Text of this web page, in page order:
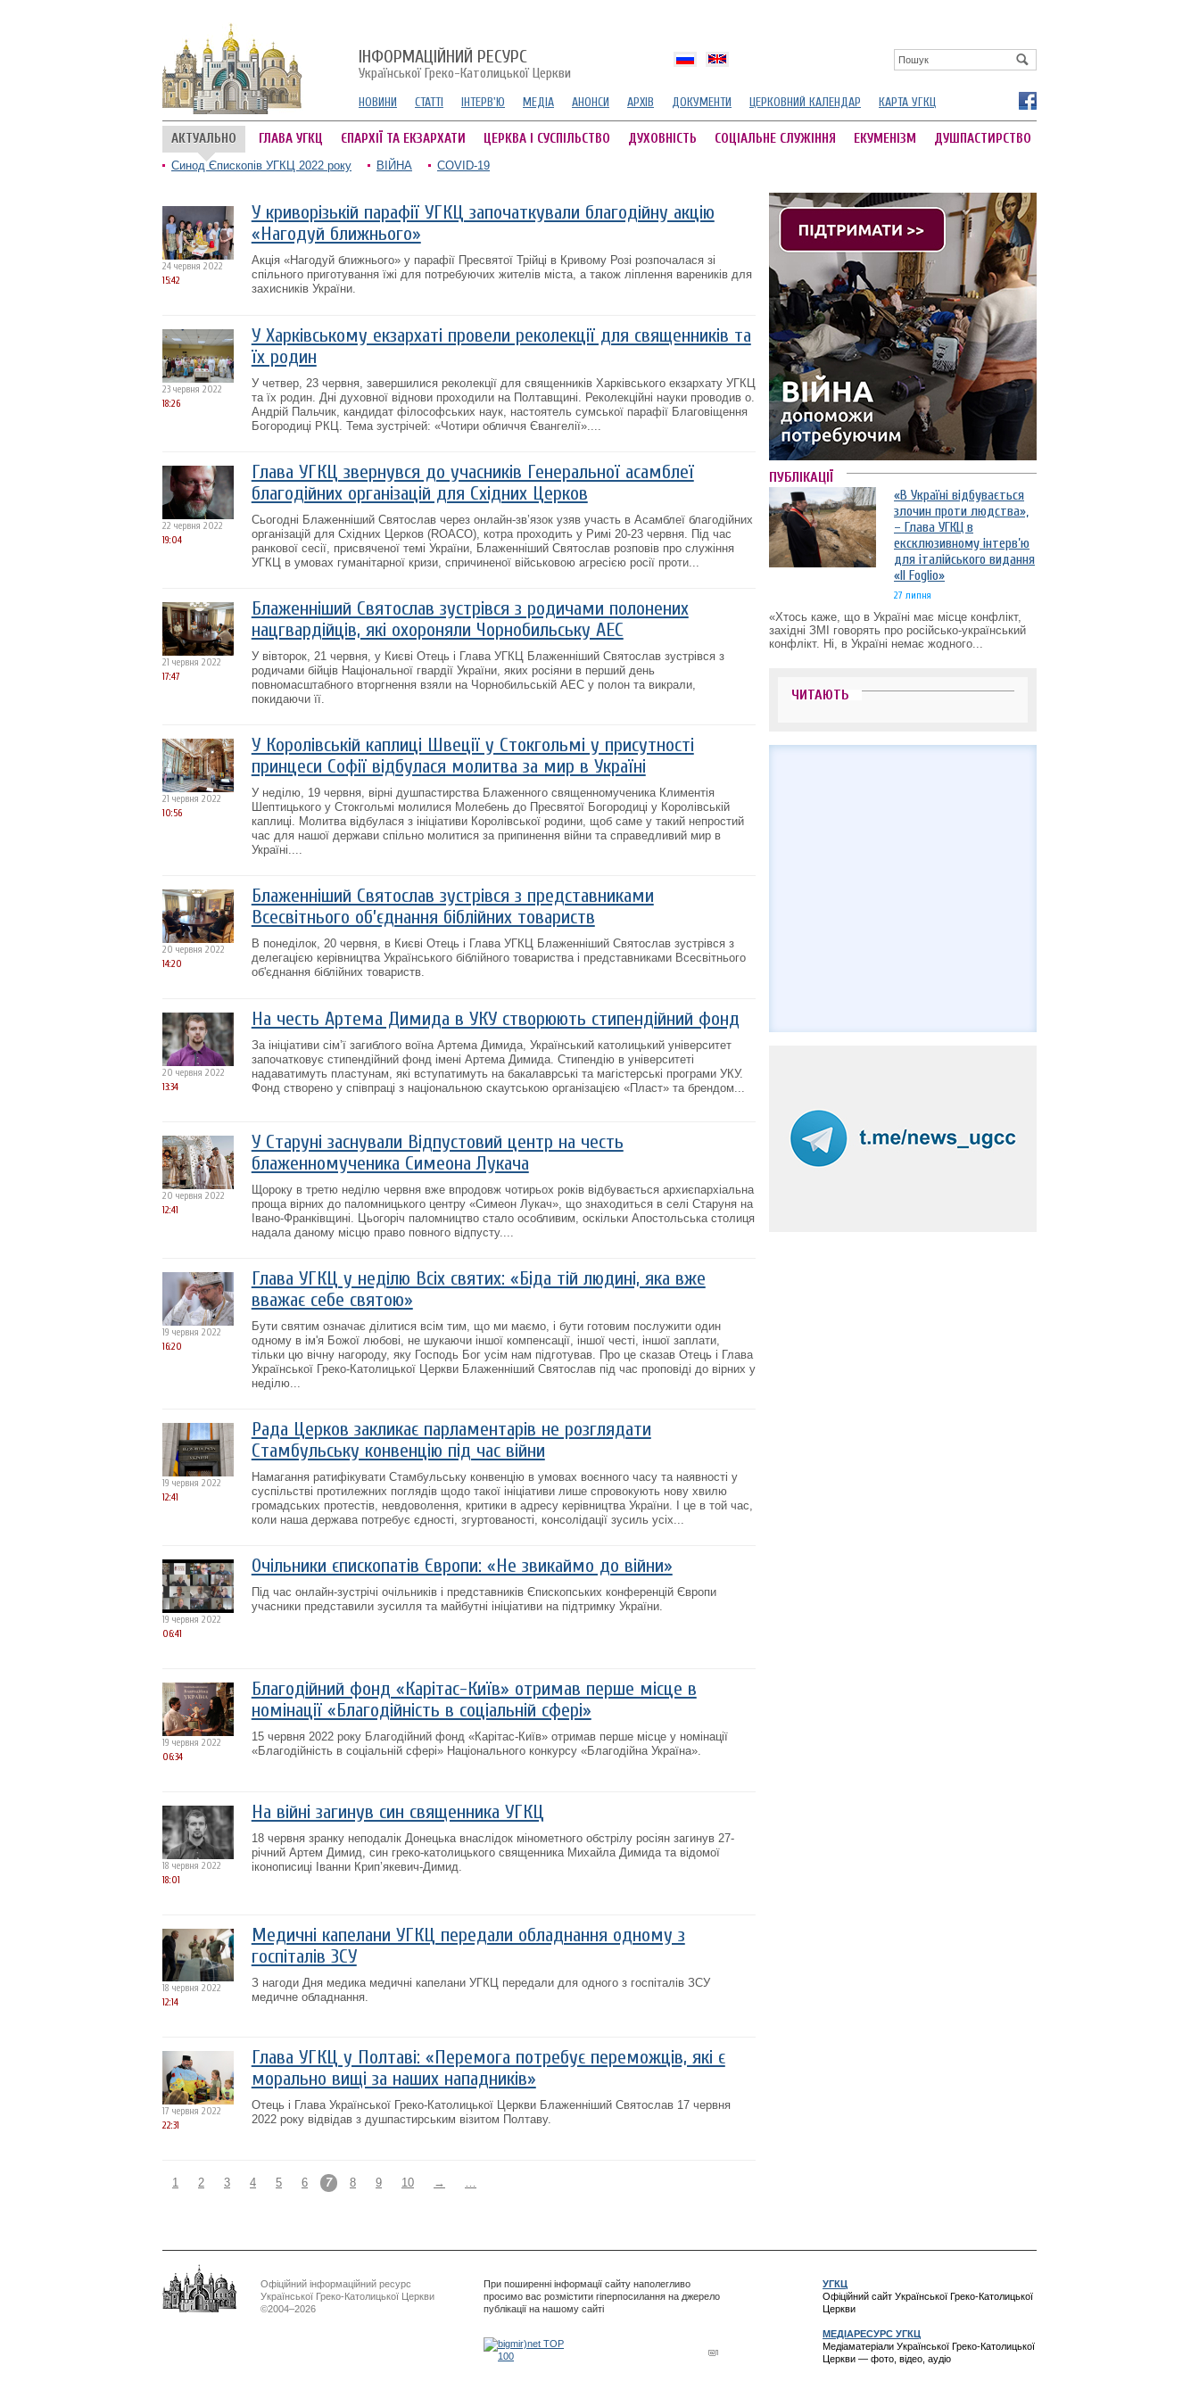
ІНФОРМАЦІЙНИЙ РЕСУРС
Української Греко-Католицької Церкви
НОВИНИ СТАТТІ ІНТЕРВ'Ю МЕДІА АНОНСИ АРХІВ ДОКУМЕНТИ ЦЕРКОВНИЙ КАЛЕНДАР КАРТА УГКЦ
АКТУАЛЬНО ГЛАВА УГКЦ ЄПАРХІЇ ТА ЕКЗАРХАТИ ЦЕРКВА І СУСПІЛЬСТВО ДУХОВНІСТЬ СОЦІАЛЬНЕ СЛУЖІННЯ ЕКУМЕНІЗМ ДУШПАСТИРСТВО
Синод Єпископів УГКЦ 2022 року ВІЙНА COVID-19
24 червня 2022
15:42
У криворізькій парафії УГКЦ започаткували благодійну акцію
«Нагодуй ближнього»
Акція «Нагодуй ближнього» у парафії Пресвятої Трійці в Кривому Розі розпочалася зі
спільного приготування їжі для потребуючих жителів міста, а також ліплення вареників для
захисників України.
23 червня 2022
18:26
У Харківському екзархаті провели реколекції для священників та
їх родин
У четвер, 23 червня, завершилися реколекції для священників Харківського екзархату УГКЦ
та їх родин. Дні духовної віднови проходили на Полтавщині. Реколекційні науки проводив о.
Андрій Пальчик, кандидат філософських наук, настоятель сумської парафії Благовіщення
Богородиці РКЦ. Тема зустрічей: «Чотири обличчя Євангелії»....
22 червня 2022
19:04
Глава УГКЦ звернувся до учасників Генеральної асамблеї
благодійних організацій для Східних Церков
Сьогодні Блаженніший Святослав через онлайн-зв’язок узяв участь в Асамблеї благодійних
організацій для Східних Церков (ROACO), котра проходить у Римі 20-23 червня. Під час
ранкової сесії, присвяченої темі України, Блаженніший Святослав розповів про служіння
УГКЦ в умовах гуманітарної кризи, спричиненої військовою агресією росії проти...
21 червня 2022
17:47
Блаженніший Святослав зустрівся з родичами полонених
нацгвардійців, які охороняли Чорнобильську АЕС
У вівторок, 21 червня, у Києві Отець і Глава УГКЦ Блаженніший Святослав зустрівся з
родичами бійців Національної гвардії України, яких росіяни в перший день
повномасштабного вторгнення взяли на Чорнобильській АЕС у полон та викрали,
покидаючи її.
21 червня 2022
10:56
У Королівській каплиці Швеції у Стокгольмі у присутності
принцеси Софії відбулася молитва за мир в Україні
У неділю, 19 червня, вірні душпастирства Блаженного священномученика Климентія
Шептицького у Стокгольмі молилися Молебень до Пресвятої Богородиці у Королівській
каплиці. Молитва відбулася з ініціативи Королівської родини, щоб саме у такий непростий
час для нашої держави спільно молитися за припинення війни та справедливий мир в
Україні....
20 червня 2022
14:20
Блаженніший Святослав зустрівся з представниками
Всесвітнього об’єднання біблійних товариств
В понеділок, 20 червня, в Києві Отець і Глава УГКЦ Блаженніший Святослав зустрівся з
делегацією керівництва Українського біблійного товариства і представниками Всесвітнього
об'єднання біблійних товариств.
20 червня 2022
13:34
На честь Артема Димида в УКУ створюють стипендійний фонд
За ініціативи сім’ї загиблого воїна Артема Димида, Український католицький університет
започатковує стипендійний фонд імені Артема Димида. Стипендію в університеті
надаватимуть пластунам, які вступатимуть на бакалаврські та магістерські програми УКУ.
Фонд створено у співпраці з національною скаутською організацією «Пласт» та брендом...
20 червня 2022
12:41
У Старуні заснували Відпустовий центр на честь
блаженномученика Симеона Лукача
Щороку в третю неділю червня вже впродовж чотирьох років відбувається архиєпархіальна
проща вірних до паломницького центру «Симеон Лукач», що знаходиться в селі Старуня на
Івано-Франківщині. Цьогоріч паломництво стало особливим, оскільки Апостольська столиця
надала даному місцю право повного відпусту....
19 червня 2022
16:20
Глава УГКЦ у неділю Всіх святих: «Біда тій людині, яка вже
вважає себе святою»
Бути святим означає ділитися всім тим, що ми маємо, і бути готовим послужити один
одному в ім'я Божої любові, не шукаючи іншої компенсації, іншої честі, іншої заплати,
тільки цю вічну нагороду, яку Господь Бог усім нам підготував. Про це сказав Отець і Глава
Української Греко-Католицької Церкви Блаженніший Святослав під час проповіді до вірних у
неділю...
19 червня 2022
12:41
Рада Церков закликає парламентарів не розглядати
Стамбульську конвенцію під час війни
Намагання ратифікувати Стамбульську конвенцію в умовах воєнного часу та наявності у
суспільстві протилежних поглядів щодо такої ініціативи лише спровокують нову хвилю
громадських протестів, невдоволення, критики в адресу керівництва України. І це в той час,
коли наша держава потребує єдності, згуртованості, консолідації зусиль усіх...
19 червня 2022
06:41
Очільники єпископатів Європи: «Не звикаймо до війни»
Під час онлайн-зустрічі очільників і представників Єпископських конференцій Європи
учасники представили зусилля та майбутні ініціативи на підтримку України.
19 червня 2022
06:34
Благодійний фонд «Карітас-Київ» отримав перше місце в
номінації «Благодійність в соціальній сфері»
15 червня 2022 року Благодійний фонд «Карітас-Київ» отримав перше місце у номінації
«Благодійність в соціальній сфері» Національного конкурсу «Благодійна Україна».
18 червня 2022
18:01
На війні загинув син священника УГКЦ
18 червня зранку неподалік Донецька внаслідок мінометного обстрілу росіян загинув 27-
річний Артем Димид, син греко-католицького священника Михайла Димида та відомої
іконописиці Іванни Крип’якевич-Димид.
18 червня 2022
12:14
Медичні капелани УГКЦ передали обладнання одному з
госпіталів ЗСУ
З нагоди Дня медика медичні капелани УГКЦ передали для одного з госпіталів ЗСУ
медичне обладнання.
17 червня 2022
22:31
Глава УГКЦ у Полтаві: «Перемога потребує переможців, які є
морально вищі за наших нападників»
Отець і Глава Української Греко-Католицької Церкви Блаженніший Святослав 17 червня
2022 року відвідав з душпастирським візитом Полтаву.
1 2 3 4 5 6 7 8 9 10 → …
ПУБЛІКАЦІЇ
«В Україні відбувається
злочин проти людства»,
– Глава УГКЦ в
ексклюзивному інтерв’ю
для італійського видання
«Il Foglio»
27 липня
«Хтось каже, що в Україні має місце конфлікт,
західні ЗМІ говорять про російсько-український
конфлікт. Ні, в Україні немає жодного...
ЧИТАЮТЬ
Офіційний інформаційний ресурс
Української Греко-Католицької Церкви
©2004–2026
При поширенні інформації сайту наполегливо
просимо вас розмістити гіперпосилання на джерело
публікації на нашому сайті
УГКЦ
Офіційний сайт Української Греко-Католицької
Церкви
МЕДІАРЕСУРС УГКЦ
Медіаматеріали Української Греко-Католицької
Церкви — фото, відео, аудіо